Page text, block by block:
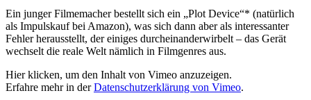
Ein junger Filmemacher bestellt sich ein „Plot Device“* (natürlich
als Impulskauf bei Amazon), was sich dann aber als interessanter
Fehler herausstellt, der einiges durcheinanderwirbelt – das Gerät
wechselt die reale Welt nämlich in Filmgenres aus.
„Plot
Device“
von
Hier klicken, um den Inhalt von Vimeo anzuzeigen.
Erfahre mehr in derDatenschutzerklärung von Vimeo.